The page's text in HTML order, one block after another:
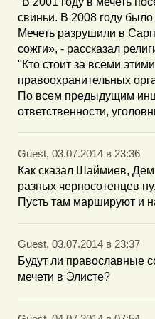
свиньи. В 2008 году
Мечеть разрушили в
сожги», - рассказал
"Кто стоит за всеми
правоохранительных
По всем предыдущим
ответственности,
Guest, 03.07.2014 в 23:36
Как сказал Шаймиев,
разных черносотенцев
Пусть там маршируют и
Guest, 03.07.2014 в 23:37
Будут ли православные
мечети в Элисте?